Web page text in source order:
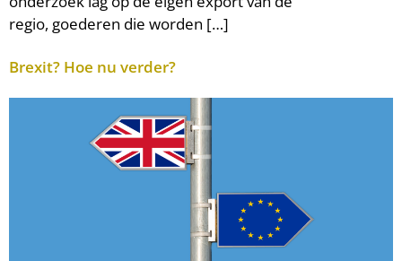
regio, goederen die worden […]
Brexit? Hoe nu verder?